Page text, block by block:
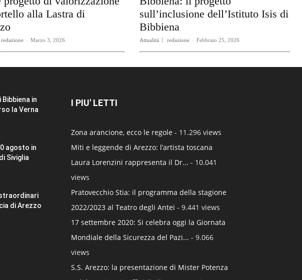
alla Lastra di
redazione - Marzo 3, 2026
sull’inclusione dell’Istituto Isis di
Bibbiena
Attualità redazione - Febbraio 25, 2026
in
la Verna
agosto in
Siviglia
di Arezzo
I PIU' LETTI
Zona arancione, ecco le regole - 11.296 views
Miti e leggende di Arezzo: l’artista toscana
Laura Lorenzini rappresenta il Dr... - 10.041
views
Pratovecchio Stia: il programma della stagione
2022/2023 al Teatro degli Antei - 9.441 views
17 settembre 2020: Si celebra oggi la Giornata
Mondiale della Sicurezza del Pazi... - 9.066
views
S.S. Arezzo: la presentazione di Mister Potenza